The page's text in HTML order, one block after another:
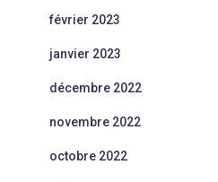
février 2023
janvier 2023
décembre 2022
novembre 2022
octobre 2022